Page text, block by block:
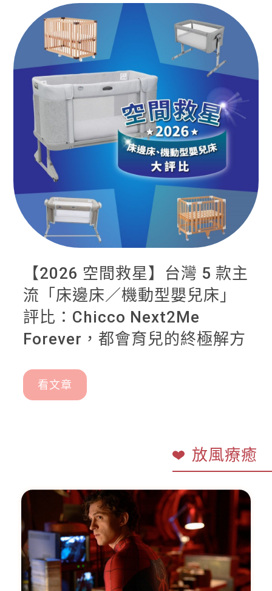
【2026 空間救星】台灣 5 款主
流「床邊床／機動型嬰兒床」
評比：Chicco Next2Me
Forever，都會育兒的終極解方
看文章
放風療癒